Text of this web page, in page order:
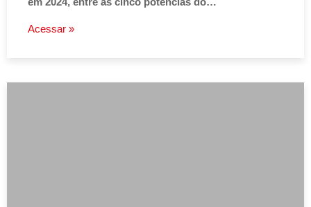
Acessar »